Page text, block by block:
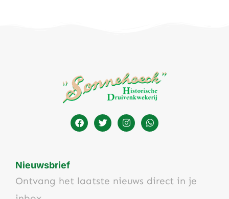
Nieuwsbrief
Ontvang het laatste nieuws direct in je